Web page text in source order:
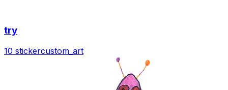
try
10 stickercustom_art